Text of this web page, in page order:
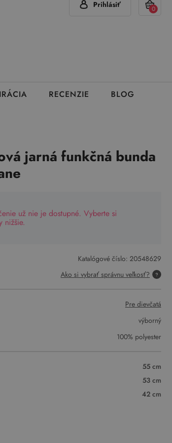
477 (Pon - Pia 7:00 - 15:00) info@brumla.sk
Prihlásiť 0
RECENZIE BLOG
jarná funkčná bunda
už nie je dostupné. Vyberte si
nižšie.
Katalógové číslo: 20548629
Ako si vybrať správnu veľkosť?
Pre dievčatá
výborný
100% polyester
55 cm
53 cm
42 cm